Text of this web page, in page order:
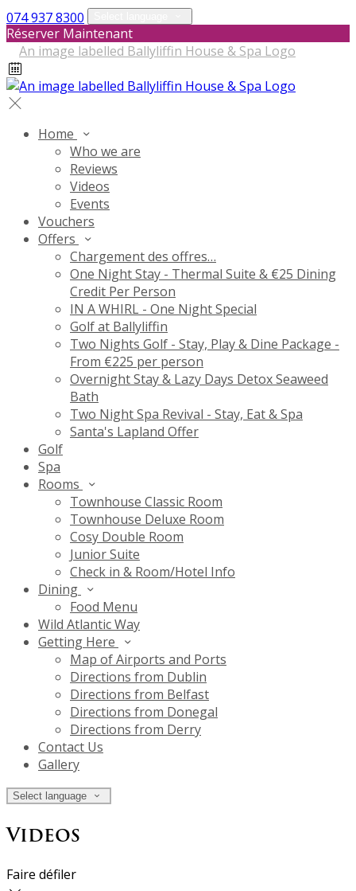
074 937 8300
Réserver Maintenant
Home
Who we are
Reviews
Videos
Events
Vouchers
Offers
Chargement des offres…
One Night Stay - Thermal Suite & €25 Dining
Credit Per Person
IN A WHIRL - One Night Special
Golf at Ballyliffin
Two Nights Golf - Stay, Play & Dine Package -
From €225 per person
Overnight Stay & Lazy Days Detox Seaweed
Bath
Two Night Spa Revival - Stay, Eat & Spa
Santa's Lapland Offer
Golf
Spa
Rooms
Townhouse Classic Room
Townhouse Deluxe Room
Cosy Double Room
Junior Suite
Check in & Room/Hotel Info
Dining
Food Menu
Wild Atlantic Way
Getting Here
Map of Airports and Ports
Directions from Dublin
Directions from Belfast
Directions from Donegal
Directions from Derry
Contact Us
Gallery
Select language
Videos
Faire défiler